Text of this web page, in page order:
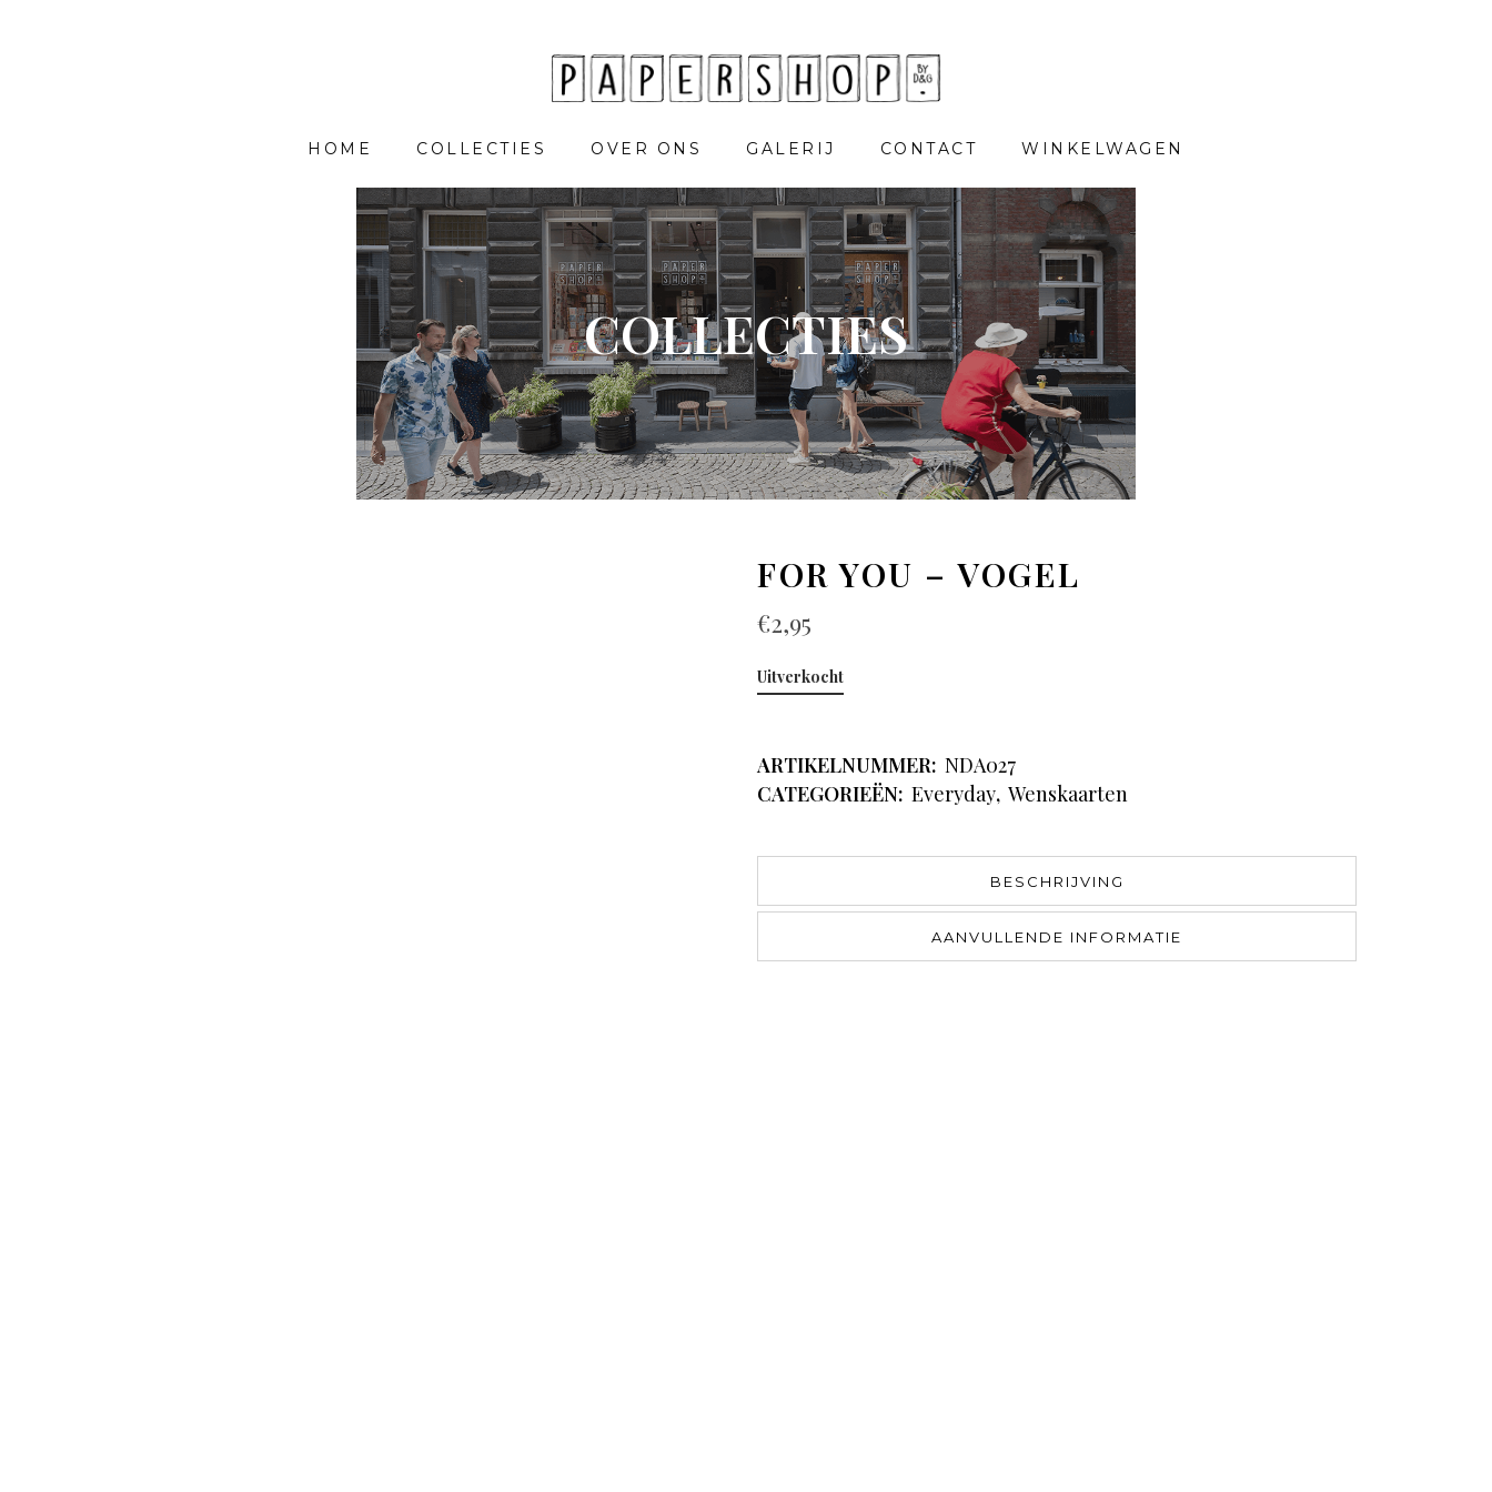
HOME COLLECTIES OVER ONS GALERIJ CONTACT WINKELWAGEN
COLLECTIES
FOR YOU – VOGEL
€2,95
Uitverkocht
ARTIKELNUMMER: NDA027
CATEGORIEËN: Everyday, Wenskaarten
BESCHRIJVING
AANVULLENDE INFORMATIE